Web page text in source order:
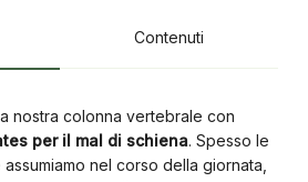
Contenuti
nostra colonna vertebrale con
per il mal di schiena. Spesso le
nel corso della giornata,